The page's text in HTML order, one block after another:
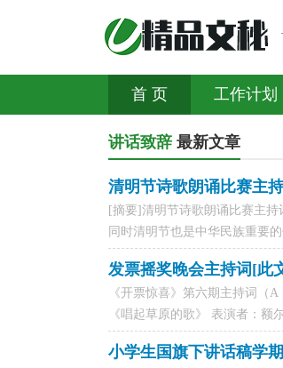
首 页 工作计划
讲话致辞 最新文章
清明节诗歌朗诵比赛主
[摘要]清明节诗歌朗诵比赛主
同时清明节也是中华民族重要
发票摇奖晚会主持词[此
《开票惊喜》第六期主持词（
《唱起草原的歌》 表演者：
小学生国旗下讲话稿学